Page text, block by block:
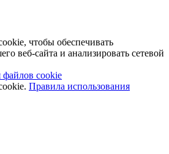
чтобы обеспечивать
веб-сайта и анализировать сетевой
файлов cookie
Правила использования